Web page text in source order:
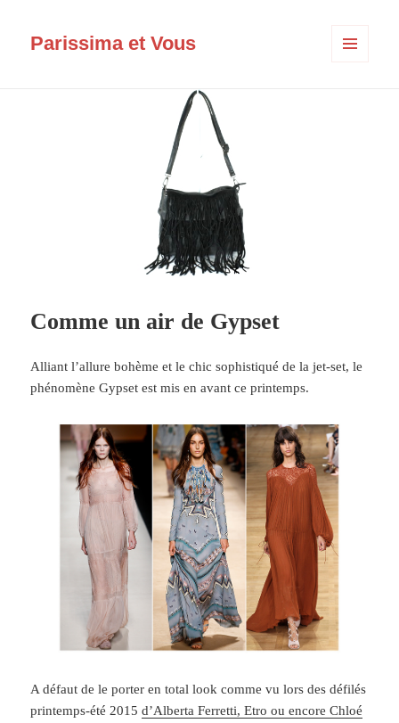
Parissima et Vous
Comme un air de Gypset
Alliant l’allure bohème et le chic sophistiqué de la jet-set, le
phénomène Gypset est mis en avant ce printemps.
A défaut de le porter en total look comme vu lors des défilés
printemps-été 2015d’Alberta Ferretti, Etro ou encore Chloé